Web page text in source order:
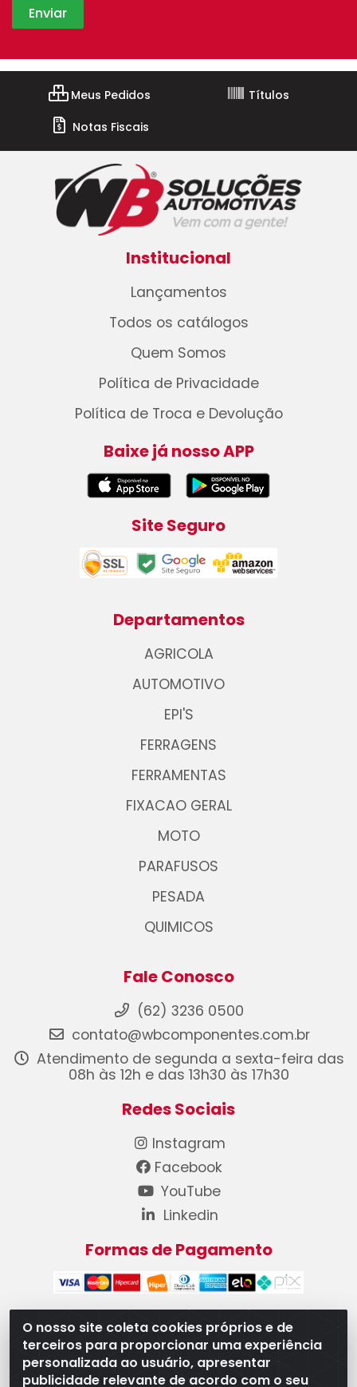
O nosso site coleta cookies próprios e de
terceiros para proporcionar uma experiência
personalizada ao usuário, apresentar
publicidade relevante de acordo com o seu
Meus Pedidos
Títulos
Notas Fiscais
Institucional
Lançamentos
Todos os catálogos
Quem Somos
Política de Privacidade
Política de Troca e Devolução
Baixe já nosso APP
Site Seguro
Departamentos
AGRICOLA
AUTOMOTIVO
EPI'S
FERRAGENS
FERRAMENTAS
FIXACAO GERAL
MOTO
PARAFUSOS
PESADA
QUIMICOS
Fale Conosco
(62) 3236 0500
contato@wbcomponentes.com.br
Atendimento de segunda a sexta-feira das
08h às 12h e das 13h30 às 17h30
Redes Sociais
Instagram
Facebook
YouTube
Linkedin
Formas de Pagamento
WB Componentes Automotivos LTDA - CNPJ
08.528.393/0001-12 - Rua do Níquel, 667 - Parque
Oeste Industrial, Goiânia/GO - CEP 74375-660